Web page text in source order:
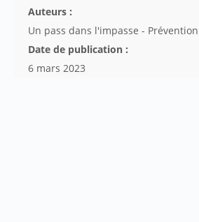
Auteurs :
Un pass dans l'impasse -
Date de publication :
6 mars 2023